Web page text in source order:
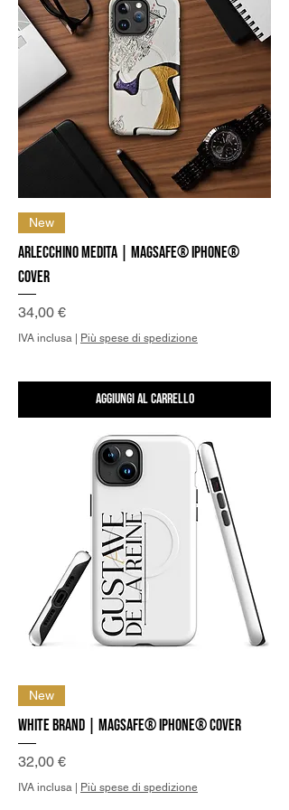
New
Arlecchino medita | MagSafe® iPhone®
Cover
Prezzo
34,00 €
IVA inclusa Più spese di spedizione
Aggiungi al carrello
New
White Brand | MagSafe® iPhone® Cover
Prezzo
32,00 €
IVA inclusa Più spese di spedizione